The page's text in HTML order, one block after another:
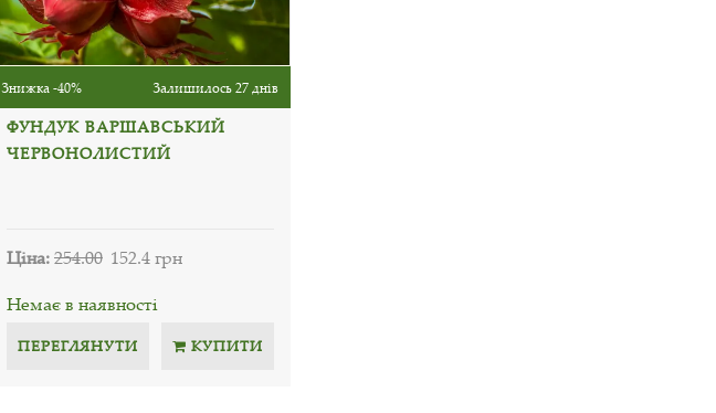
Знижка -40% Залишилось 27 днів
ФУНДУК ВАРШАВСЬКИЙ
ЧЕРВОНОЛИСТИЙ
Ціна:254.00 152.4 грн
Немає в наявності
ПЕРЕГЛЯНУТИ КУПИТИ